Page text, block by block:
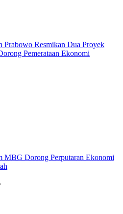
Prabowo Resmikan Dua Proyek
Pemerataan Ekonomi
MBG Dorong Perputaran Ekonomi